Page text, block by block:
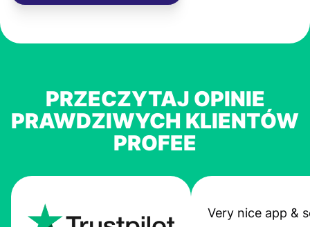
PRZECZYTAJ OPINIE
PRAWDZIWYCH KLIENTÓW
PROFEE
Very nice app &